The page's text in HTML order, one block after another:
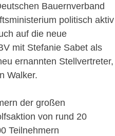
Bauernverband
politisch aktiv
auf die neue
mit Stefanie Sabet als
ernannten Stellvertreter,
Walker.
der großen
von rund 20
Teilnehmern